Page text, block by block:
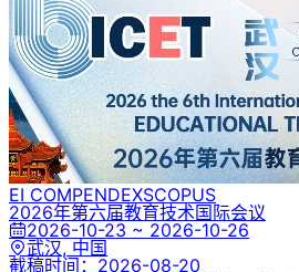
EI COMPENDEXSCOPUS
2026年第六届教育技术国际会议
2026-10-23 ~ 2026-10-26
武汉, 中国
截稿时间： 2026-08-20